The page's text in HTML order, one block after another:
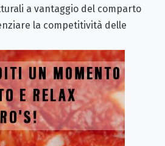
a vantaggio del comparto
la competitività delle